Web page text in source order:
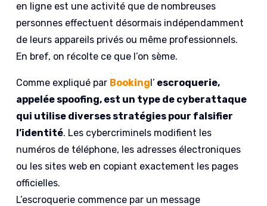
en ligne est une activité que de nombreuses
personnes effectuent désormais indépendamment
de leurs appareils privés ou même professionnels.
En bref, on récolte ce que l’on sème.
Comme expliqué par Bookingl’ escroquerie,
appelée spoofing, est un type de cyberattaque
qui utilise diverses stratégies pour falsifier
l’identité. Les cybercriminels modifient les
numéros de téléphone, les adresses électroniques
ou les sites web en copiant exactement les pages
officielles.
L’escroquerie commence par un message